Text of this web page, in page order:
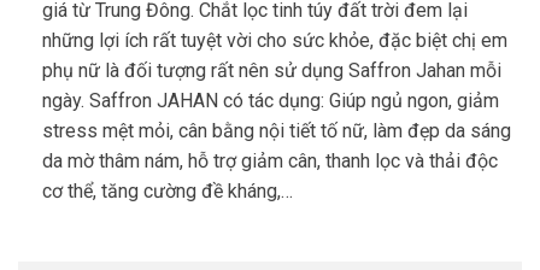
giá từ Trung Đông. Chắt lọc tinh túy đất trời đem lại
những lợi ích rất tuyệt vời cho sức khỏe, đặc biệt chị em
phụ nữ là đối tượng rất nên sử dụng Saffron Jahan mỗi
ngày. Saffron JAHAN có tác dụng: Giúp ngủ ngon, giảm
stress mệt mỏi, cân bằng nội tiết tố nữ, làm đẹp da sáng
da mờ thâm nám, hỗ trợ giảm cân, thanh lọc và thải độc
cơ thể, tăng cường đề kháng,…